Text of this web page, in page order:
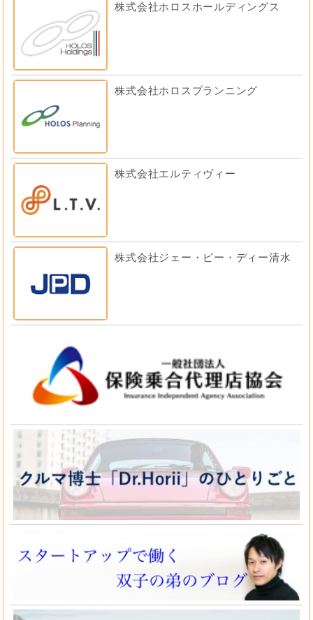
株式会社ホロスホールディングス
株式会社ホロスプランニング
株式会社エルティヴィー
株式会社ジェー・ピー・ディー清水